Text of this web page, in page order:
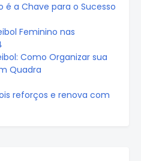
é a Chave para o Sucesso
Feminino nas
Como Organizar sua
Quadra
reforços e renova com